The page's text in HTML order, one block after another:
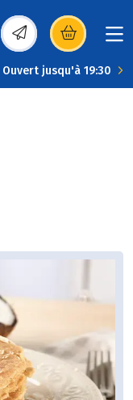
(s’ouvre dans une
Ouvert jusqu'à 19:30